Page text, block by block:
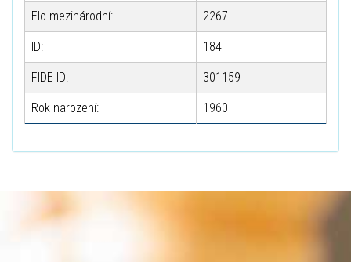
Elo mezinárodní: 2267
ID: 184
FIDE ID: 301159
Rok narození: 1960